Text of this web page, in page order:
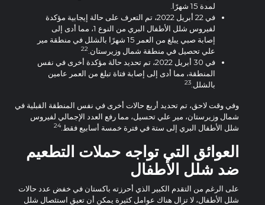
لمدة 15 شهرًا.
في 22 أبريل 2022، تم التعرف على حالة إيجابية مؤكدة
لفيروس شلل الأطفال البري من النوع 1، مما أدى إلى
إصابة صبي يبلغ من العمر 15 شهرًا بالشلل في منطقة مير
علي تحصيل في منطقة شمال وزيرستان. 22
في 30 أبريل 2022، تم تحديد حالة مؤكدة أخرى في نفس
المنطقة، مما أدى إلى إصابة فتاة تبلغ من العمر عامين
بالشلل.23
وفي وقت لاحق، تم تحديد أربع حالات أخرى في نفس المنطقة القبلية في
شمال وزيرستان، مير علي تحسيل، مما رفع العدد الإجمالي لفيروس
شلل الأطفال البري إلى ستة في فترة خمسة أسابيع فقط.24
العوائق التي تواجه حملات التطعيم
ضد شلل الأطفال
على الرغم من التقدم الكبير الذي أحرزته باكستان في خفض عدد حالات
شلل الأطفال، لا تزال هناك عوامل كثيرة يمكن أن تعيق استئصال شلل